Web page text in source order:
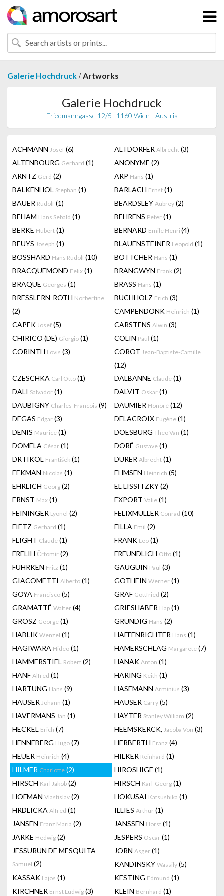
Galerie Hochdruck /Artworks
Galerie Hochdruck
Friedmanngasse 12/5 , 1160 Wien - Austria
ACHMANN Josef (6) ALTDORFER Albrecht (3)
ALTENBOURG Gerhard (1) ANONYME (2)
ARNTZ Gerd (2) ARP Hans (1)
BALKENHOL Stephan (1) BARLACH Ernst (1)
BAUER Rudolf (1) BEARDSLEY Aubrey (2)
BEHAM Hans Sebald (1) BEHRENS Peter (1)
BERKE Hubert (1) BERNARD Emile Henri (4)
BEUYS Joseph (1) BLAUENSTEINER Leopold (1)
BOSSHARD Hans Rudolf(10) BÖTTCHER Hans (1)
BRACQUEMOND Felix (1) BRANGWYN Frank (2)
BRAQUE Georges (1) BRASS Hans (1)
BRESSLERN-ROTH Norbertine
(2)
BUCHHOLZ Erich (3)
CAMPENDONK Heinrich (1)
CAPEK Josef (5) CARSTENS Alwin (3)
CHIRICO (DE) Giorgio (1) COLIN Paul (1)
CORINTH Lovis (3) COROT Jean-Baptiste-Camille
(12)
CZESCHKA Carl Otto (1) DALBANNE Claude (1)
DALI Salvador (1) DALVIT Oskar (1)
DAUBIGNY Charles-Francois (9) DAUMIER Honoré (12)
DEGAS Edgar (3) DELACROIX Eugène (1)
DENIS Maurice (1) DOESBURG Theo Van (1)
DOMELA César (1) DORÉ Gustave (1)
DRTIKOL František (1) DURER Albrecht (1)
EEKMAN Nicolas (1) EHMSEN Heinrich (5)
EHRLICH Georg (2) EL LISSITZKY(2)
ERNST Max (1) EXPORT Valie (1)
FEININGER Lyonel (2) FELIXMULLER Conrad (10)
FIETZ Gerhard (1) FILLA Emil (2)
FLIGHT Claude (1) FRANK Leo (1)
FRELIH Črtomir (2) FREUNDLICH Otto (1)
FUHRKEN Fritz (1) GAUGUIN Paul (3)
GIACOMETTI Alberto (1) GOTHEIN Werner (1)
GOYA Francisco (5) GRAF Gottfried (2)
GRAMATTÉ Walter (4) GRIESHABER Hap (1)
GROSZ George (1) GRUNDIG Hans (2)
HABLIK Wenzel (1) HAFFENRICHTER Hans (1)
HAGIWARA Hideo (1) HAMERSCHLAG Margarete (7)
HAMMERSTIEL Robert (2) HANAK Anton (1)
HANF Alfred (1) HARING Keith (1)
HARTUNG Hans (9) HASEMANN Arminius (3)
HAUSER Johann (1) HAUSER Carry (5)
HAVERMANS Jan (1) HAYTER Stanley William (2)
HECKEL Erich (7) HEEMSKERCK, Jacoba Von (3)
HENNEBERG Hugo (7) HERBERTH Franz (4)
HEUER Heinrich (4) HILKER Reinhard (1)
HILMER Charlotte (2) HIROSHIGE (1)
HIRSCH Karl Jakob (2) HIRSCH Karl-Georg (1)
HOFMAN Vlastislav (2) HOKUSAI Katsushika (1)
HRDLICKA Alfred (1) ILLIES Arthur (1)
JANSEN Franz Maria (2) JANSSEN Horst (1)
JARKE Hedwig (2) JESPERS Oscar (1)
JESSURUN DE MESQUITA
Samuel (2)
JORN Asger (1)
KANDINSKY Wassily (5)
KASSAK Lajos (1) KESTING Edmund (1)
KIRCHNER Ernst Ludwig (3) KLEIN Bernhard (1)